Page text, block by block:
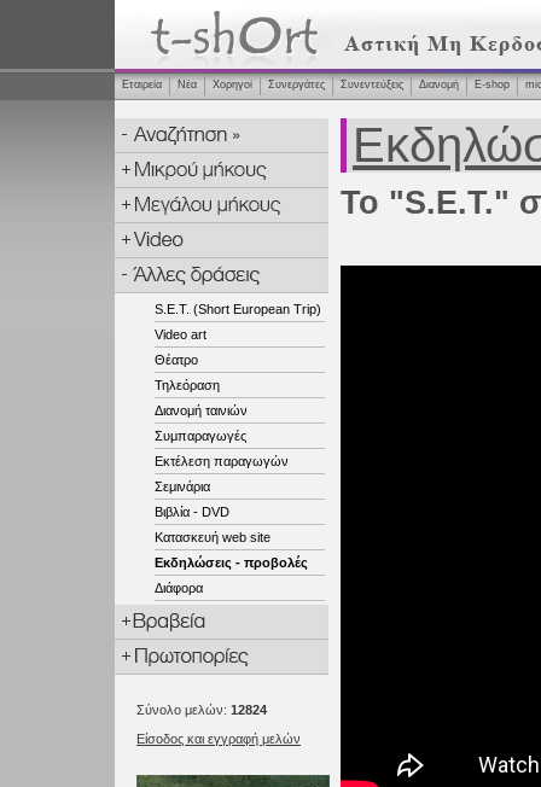
Εταιρεία Νέα Χορηγοί Συνεργάτες Συνεντεύξεις Διανομή Ε-shop
S.E.T. (Short European Trip)
Video art
Θέατρο
Τηλεόραση
Διανομή ταινιών
Συμπαραγωγές
Εκτέλεση παραγωγών
Σεμινάρια
Βιβλία - DVD
Κατασκευή web site
Εκδηλώσεις - προβολές
Διάφορα
Σύνολο μελών: 12824
Είσοδος και εγγραφή μελών
Το "S.E.T."